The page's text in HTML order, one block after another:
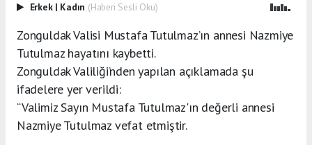
Erkek | Kadın (Haberi Sesli Oku)
Zonguldak Valisi Mustafa Tutulmaz’ın annesi Nazmiye
Tutulmaz hayatını kaybetti.
Zonguldak Valiliği’nden yapılan açıklamada şu
ifadelere yer verildi:
“Valimiz Sayın Mustafa Tutulmaz'ın değerli annesi
Nazmiye Tutulmaz vefat etmiştir.